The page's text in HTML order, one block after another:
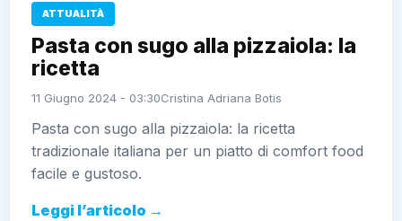
ATTUALITÀ
Pasta con sugo alla pizzaiola: la
ricetta
11 Giugno 2024 - 03:30Cristina Adriana Botis
Pasta con sugo alla pizzaiola: la ricetta
tradizionale italiana per un piatto di comfort food
facile e gustoso.
Leggi l’articolo →